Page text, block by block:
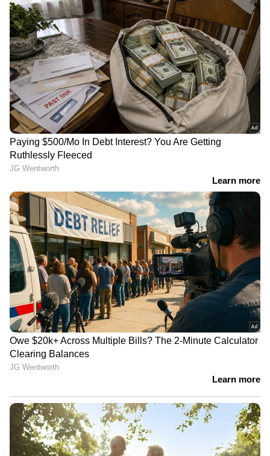
'അതൊരു പരീക്ഷണം മാത്രം'
പിജെ അസെറ്റ്യൂറോ ലിയുവിനെ ഓൺലൈനിൽ
ബന്ധപ്പെടാൻ ശ്രമിച്ചു. "ആർക്കെങ്കിലും
സംവിധായകനെ കണ്ടെത്താൻ കഴിയുമെങ്കിൽ,
ദയവായി അദ്ദേഹത്തിന്‍റെ സോഷ്യൽ മീഡിയ
ലിങ്ക് തരികയെന്ന് അദ്ദേഹം കുറിച്ചു. ഒപ്പം
തനിക്ക് അദ്ദേഹത്തെ ജോലിക്കെടുക്കാൻ
ആഗ്രഹമുണ്ടെന്നും എന്നാൽ കണ്ടെത്താൻ
കഴിഞ്ഞില്ലെന്നും അദ്ദേഹം എഴുതി. പിന്നാലെ
ലിയുവിനെ കണ്ടെത്തി. എന്നാൽ, തനിക്ക്
ഇംഗ്ലീഷ് പരിജ്ഞാനം കുറവാണെന്നും
സംസാരിക്കാൻ അറിയില്ലെന്നും ഒപ്പം
ചൈനയിലെ തന്‍റെ ജോലിയിൽ ശ്രദ്ധ
കേന്ദ്രീകരിക്കാൻ ആഗ്രഹിക്കുന്നുവെന്നും
അറിയിച്ചു. കുടുംബം നടത്തുന്ന ഹോട്ടലിന്
വേണ്ടി പ്രൊമോഷണൽ വീഡിയോകൾ
ചെയ്യാനാണ് ആദ്യ ശ്രമം. ഈ വർഷം ആദ്യമാണ്
എഐ വീഡിയോ താൻ പരീക്ഷിച്ച്
തുടങ്ങിയതെന്നും ലിയു പറയുന്നു. എഐ
സ്വന്തമായി പഠിച്ചെടുക്കുകയായിരുന്നുവെന്നും
ലിയു കൂട്ടിച്ചേർത്തു. എന്നാൽ ഇപ്പോൾ
'അർജുൻ ആയങ്കിയെ നേരിൽ
കണ്ടിട്ടുകൂടിയില്ല, എന്നിട്ടും
ഞങ്ങളുടെ വീടുകളിൽ കയറി' |
Arjun Aayanki